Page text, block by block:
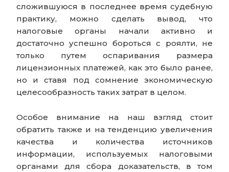
сложившуюся в последнее время судебную
практику, можно сделать вывод, что
налоговые органы начали активно и
достаточно успешно бороться с роялти, не
только путем оспаривания размера
лицензионных платежей, как это было ранее,
но и ставя под сомнение экономическую
целесообразность таких затрат в целом.
Особое внимание на наш взгляд стоит
обратить также и на тенденцию увеличения
качества и количества источников
информации, используемых налоговыми
органами для сбора доказательств, в том